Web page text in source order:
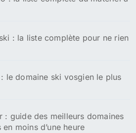
: la liste complète pour ne rien
le domaine ski vosgien le plus
: guide des meilleurs domaines
moins d’une heure